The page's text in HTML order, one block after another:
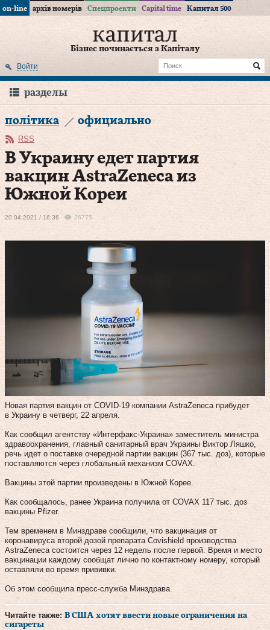
on-line архів номерів Спецпроекти Capital time Капитал 500
Бізнес починається з Капіталу
Войти
разделы
політика официально
RSS
В Украину едет партия
вакцин AstraZeneca из
Южной Кореи
20.04.2021 / 16:36 26775
Новая партия вакцин от COVID-19 компании AstraZeneca прибудет
в Украину в четверг, 22 апреля.
Как сообщил агентству «Интерфакс-Украина» заместитель министра
здравоохранения, главный санитарный врач Украины Виктор Ляшко,
речь идет о поставке очередной партии вакцин (367 тыс. доз), которые
поставляются через глобальный механизм COVAX.
Вакцины этой партии произведены в Южной Корее.
Как сообщалось, ранее Украина получила от COVAX 117 тыс. доз
вакцины Pfizer.
Тем временем в Минздраве сообщили, что вакцинация от
коронавируса второй дозой препарата Covishield производства
AstraZeneca состоится через 12 недель после первой. Время и место
вакцинации каждому сообщат лично по контактному номеру, который
оставляли во время прививки.
Об этом сообщила пресс-служба Минздрава.
Читайте также: В США хотят ввести новые ограничения на
сигареты